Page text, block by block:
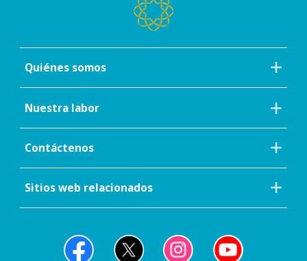
Quiénes somos
Nuestra labor
Contáctenos
Sitios web relacionados